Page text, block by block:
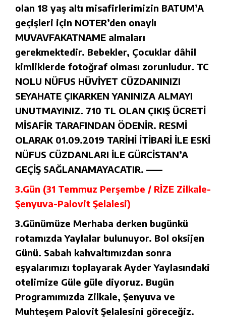
olan 18 yaş altı misafirlerimizin BATUM’A
geçişleri için NOTER’den onaylı
MUVAVFAKATNAME almaları
gerekmektedir. Bebekler, Çocuklar dâhil
kimliklerde fotoğraf olması zorunludur. TC
NOLU NÜFUS HÜVİYET CÜZDANINIZI
SEYAHATE ÇIKARKEN YANINIZA ALMAYI
UNUTMAYINIZ. 710 TL OLAN ÇIKIŞ ÜCRETİ
MİSAFİR TARAFINDAN ÖDENİR. RESMİ
OLARAK 01.09.2019 TARİHİ İTİBARİ İLE ESKİ
NÜFUS CÜZDANLARI İLE GÜRCİSTAN’A
GEÇİŞ SAĞLANAMAYACATIR. ——
3.Gün (31 Temmuz Perşembe / RİZE Zilkale-
Şenyuva-Palovit Şelalesi)
3.Günümüze Merhaba derken bugünkü
rotamızda Yaylalar bulunuyor. Bol oksijen
Günü. Sabah kahvaltımızdan sonra
eşyalarımızı toplayarak Ayder Yaylasındaki
otelimize Güle güle diyoruz. Bugün
Programımızda Zilkale, Şenyuva ve
Muhteşem Palovit Şelalesini göreceğiz.